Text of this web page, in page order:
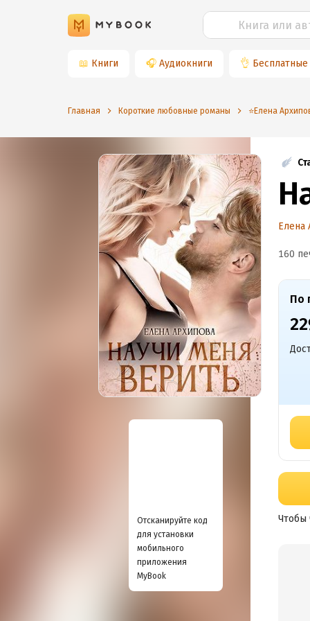
📖 Книги 🎧 Аудиокниги 👌 Бесплатные
Главная Короткие любовные романы ⭐️Елена
Отсканируйте код
для установки
мобильного
приложения
MyBook
Елена
160
По
Чтобы